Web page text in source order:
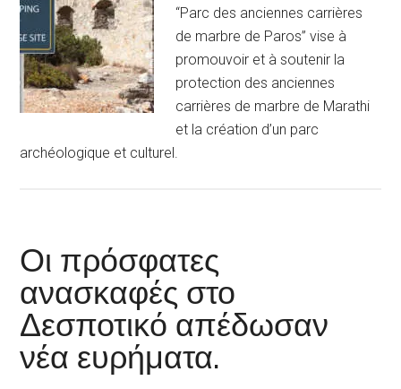
“Parc des anciennes carrières
de marbre de Paros” vise à
promouvoir et à soutenir la
protection des anciennes
carrières de marbre de Marathi
et la création d’un parc
archéologique et culturel.
Οι πρόσφατες
ανασκαφές στο
Δεσποτικό απέδωσαν
νέα ευρήματα.